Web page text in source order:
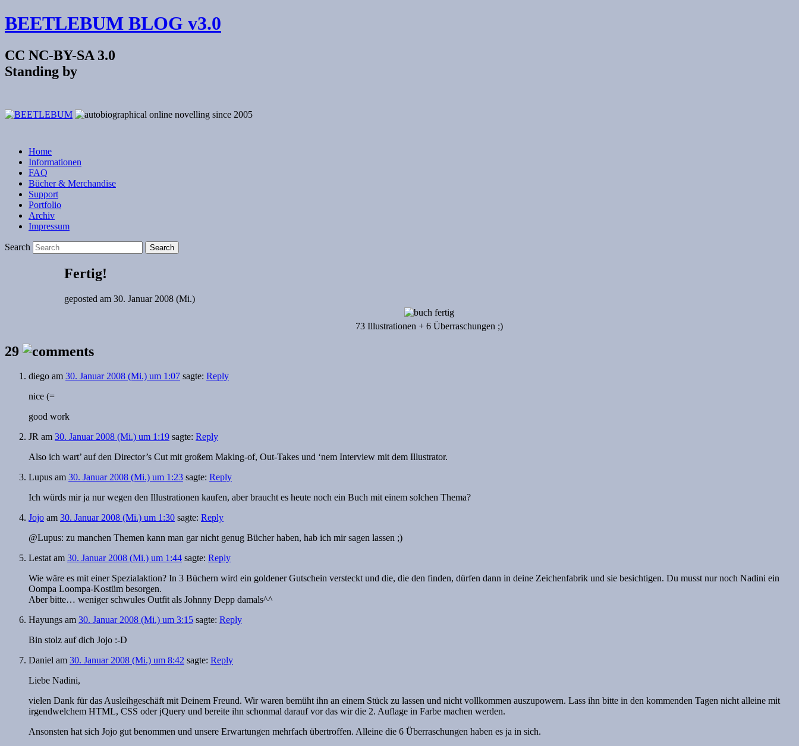
BEETLEBUM BLOG v3.0
CC NC-BY-SA 3.0
Standing by
Home
Informationen
FAQ
Bücher & Merchandise
Support
Portfolio
Archiv
Impressum
Search
Fertig!
geposted am 30. Januar 2008 (Mi.)
73 Illustrationen + 6 Überraschungen ;)
29
diego am 30. Januar 2008 (Mi.) um 1:07 sagte: Reply
nice (=
good work
JR am 30. Januar 2008 (Mi.) um 1:19 sagte: Reply
Also ich wart’ auf den Director’s Cut mit großem Making-of, Out-Takes und ‘nem Interview mit dem Illustrator.
Lupus am 30. Januar 2008 (Mi.) um 1:23 sagte: Reply
Ich würds mir ja nur wegen den Illustrationen kaufen, aber braucht es heute noch ein Buch mit einem solchen Thema?
Jojo am 30. Januar 2008 (Mi.) um 1:30 sagte: Reply
@Lupus: zu manchen Themen kann man gar nicht genug Bücher haben, hab ich mir sagen lassen ;)
Lestatam 30. Januar 2008 (Mi.) um 1:44 sagte: Reply
Wie wäre es mit einer Spezialaktion? In 3 Büchern wird ein goldener Gutschein versteckt und die, die den finden, dürfen dann in deine Zeichenfabrik und sie besichtigen. Du musst nur noch Nadini ein
Oompa Loompa-Kostüm besorgen.
Aber bitte… weniger schwules Outfit als Johnny Depp damals^^
Hayungs am 30. Januar 2008 (Mi.) um 3:15 sagte: Reply
Bin stolz auf dich Jojo :-D
Daniel am 30. Januar 2008 (Mi.) um 8:42 sagte: Reply
Liebe Nadini,
vielen Dank für das Ausleihgeschäft mit Deinem Freund. Wir waren bemüht ihn an einem Stück zu lassen und nicht vollkommen auszupowern. Lass ihn bitte in den kommenden Tagen nicht alleine mit
irgendwelchem HTML, CSS oder jQuery und bereite ihn schonmal darauf vor das wir die 2. Auflage in Farbe machen werden.
Ansonsten hat sich Jojo gut benommen und unsere Erwartungen mehrfach übertroffen. Alleine die 6 Überraschungen haben es ja in sich.